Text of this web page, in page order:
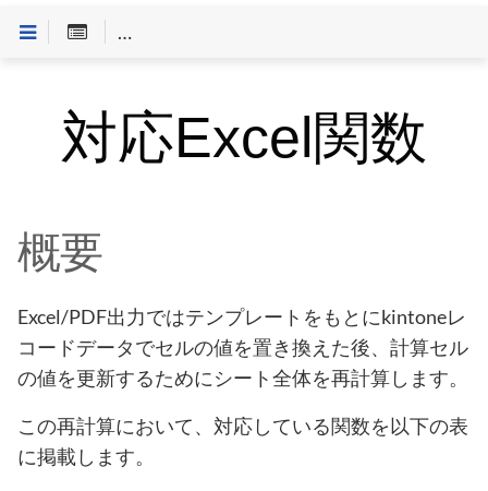
Customineドキュメントへようこそ
対応Excel関数
概要
Excel/PDF出力ではテンプレートをもとにkintoneレ
コードデータでセルの値を置き換えた後、計算セル
の値を更新するためにシート全体を再計算します。
この再計算において、対応している関数を以下の表
に掲載します。